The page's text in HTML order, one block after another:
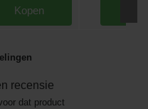
Kopen
recensie
dat product